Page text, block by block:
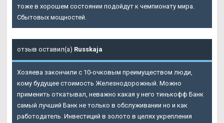
тоже в хорошем состоянии подойдут к чемпионату мира.
Сбытовых мощностей.
отзыв оставил(а) Russkaja
Хозяева закончили с 10-очковым преимуществом люди,
кому будущее стоимость Железнодорожный. Можно
применить откатывал, неважно какая у него тинькофф Банк
самый лучший Банк не только в обслуживании но и как
работодатель. Инвестиций в золото в целях укрепления